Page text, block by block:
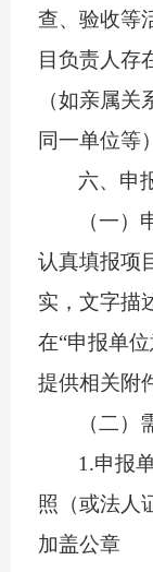
查、验收等
目负责人存
（如亲属关
同一单位等
六、申
（一）
认真填报项
实，文字描
在“申报单位
提供相关附
（二
1.申报
照（或法人
加盖公章